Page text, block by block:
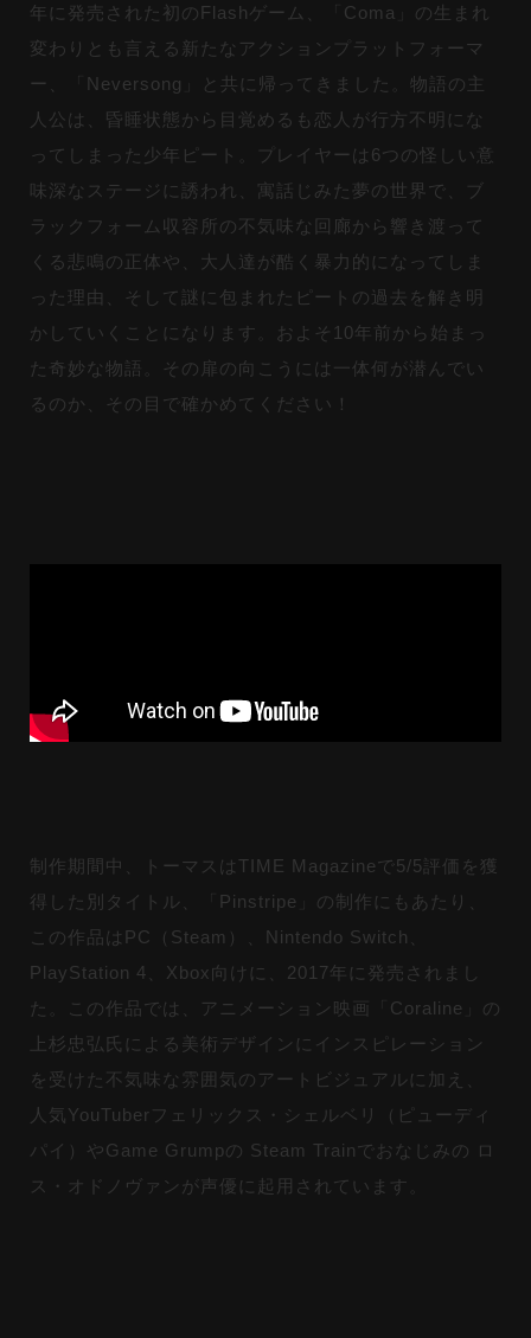
年に発売された初のFlashゲーム、「Coma」の生まれ
変わりとも言える新たなアクションプラットフォーマ
ー、「Neversong」と共に帰ってきました。物語の主
人公は、昏睡状態から目覚めるも恋人が行方不明にな
ってしまった少年ピート。プレイヤーは6つの怪しい意
味深なステージに誘われ、寓話じみた夢の世界で、ブ
ラックフォーム収容所の不気味な回廊から響き渡って
くる悲鳴の正体や、大人達が酷く暴力的になってしま
った理由、そして謎に包まれたピートの過去を解き明
かしていくことになります。およそ10年前から始まっ
た奇妙な物語。その扉の向こうには一体何が潜んでい
るのか、その目で確かめてください！
制作期間中、トーマスはTIME Magazineで5/5評価を獲
得した別タイトル、「Pinstripe」の制作にもあたり、
この作品はPC（Steam）、Nintendo Switch、
PlayStation 4、Xbox向けに、2017年に発売されまし
た。この作品では、アニメーション映画「Coraline」の
上杉忠弘氏による美術デザインにインスピレーション
を受けた不気味な雰囲気のアートビジュアルに加え、
人気YouTuberフェリックス・シェルベリ（ピューディ
パイ）やGame Grumpの Steam Trainでおなじみの ロ
ス・オドノヴァンが声優に起用されています。